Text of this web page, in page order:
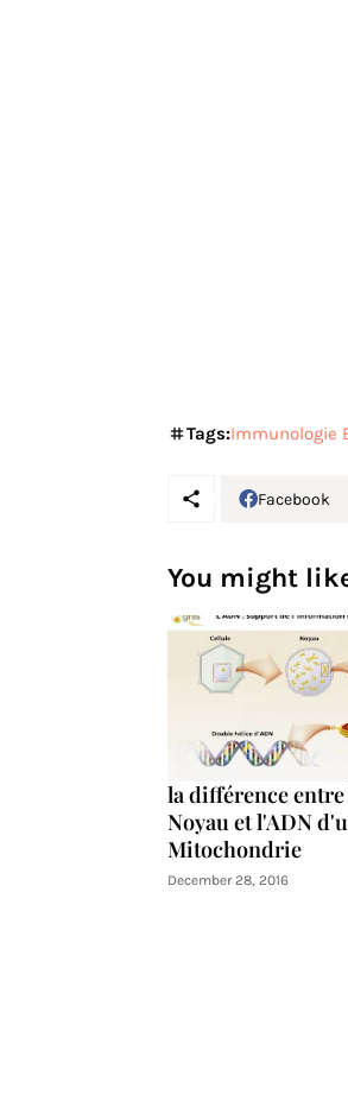
Tags:Immunologie
Facebook
You might
la différence
Noyau et l'ADN
Mitochondrie
December 28, 2016